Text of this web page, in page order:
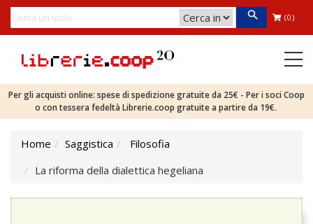
(0)
Per gli acquisti online: spese di spedizione gratuite da 25€ - Per i soci Coop
o con tessera fedeltà Librerie.coop gratuite a partire da 19€.
Home Saggistica
Filosofia
La riforma della dialettica hegeliana